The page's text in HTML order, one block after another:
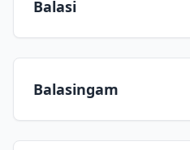
Balasi
Balasingam